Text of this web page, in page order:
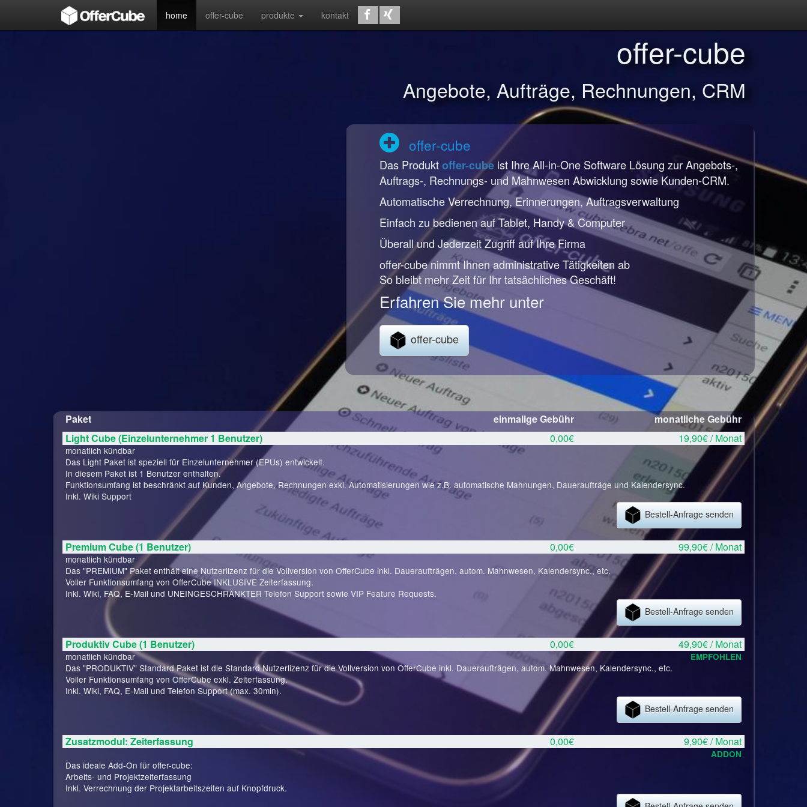
home offer-cube produkte kontakt
offer-cube
Angebote, Aufträge, Rechnungen, CRM
offer-cube
Das Produktoffer-cubeist Ihre All-in-One Software Lösung zur Angebots-,
Auftrags-, Rechnungs- und Mahnwesen Abwicklung sowie Kunden-CRM.
Automatische Verrechnung, Erinnerungen, Auftragsverwaltung
Einfach zu bedienen auf Tablet, Handy & Computer
Überall und Jederzeit Zugriff auf Ihre Firma
offer-cube nimmt Ihnen administrative Tätigkeiten ab
So bleibt mehr Zeit für Ihr tatsächliches Geschäft!
Erfahren Sie mehr unter
offer-cube
Paket einmalige Gebühr
monatliche Gebühr
Light Cube (Einzelunternehmer 1 Benutzer)
0,00€ 19,90€ / Monat
monatlich kündbar
Das Light Paket ist speziell für Einzelunternehmer (EPUs) entwickelt.
In diesem Paket ist 1 Benutzer enthalten.
Funktionsumfang ist beschränkt auf Kunden, Angebote, Rechnungen exkl. Automatisierungen wie z.B. automatische Mahnungen, Daueraufträge und Kalendersync.
Inkl. Wiki Support
Bestell-Anfrage senden
Premium Cube (1 Benutzer) 0,00€ 99,90€ / Monat
monatlich kündbar
Das "PREMIUM" Paket enthält eine Nutzerlizenz für die Vollversion von OfferCube inkl. Daueraufträgen, autom. Mahnwesen, Kalendersync., etc.
Voller Funktionsumfang von OfferCube INKLUSIVE Zeiterfassung.
Inkl. Wiki, FAQ, E-Mail und UNEINGESCHRÄNKTER Telefon Support sowie VIP Feature Requests.
Bestell-Anfrage senden
Produktiv Cube (1 Benutzer) 0,00€ 49,90€ / Monat
monatlich kündbar EMPFOHLEN
Das "PRODUKTIV" Standard Paket ist die Standard Nutzerlizenz für die Vollversion von OfferCube inkl. Daueraufträgen, autom. Mahnwesen, Kalendersync., etc.
Voller Funktionsumfang von OfferCube exkl. Zeiterfassung.
Inkl. Wiki, FAQ, E-Mail und Telefon Support (max. 30min).
Bestell-Anfrage senden
Zusatzmodul: Zeiterfassung 0,00€ 9,90€ / Monat
ADDON
Das ideale Add-On für offer-cube:
Arbeits- und Projektzeiterfassung
Inkl. Verrechnung der Projektarbeitszeiten auf Knopfdruck.